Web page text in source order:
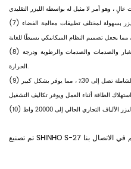
(7) يتم تصدير الألياف الضوئية ، بحيث يمكن تأهيل الليزر بسهولة لمختلف تطبيقات معالجة الفضاء
(8) مختص في بيئة العمل القاسية ، مع تحمل عالي للغبار والصدمات والصدمات والرطوبة ودرجة
الحرارة.
(9) الكفاءة الكهروضوئية العالية: الكفاءة الكهروضوئية الشاملة تصل إلى 30٪ ، مما يوفر بشكل كبير